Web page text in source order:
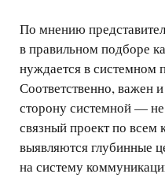
По мнению
в правильном подборе
нуждается в системном
Соответственно, важен
сторону системной —
связный проект по всем
выявляются глубинные
на систему